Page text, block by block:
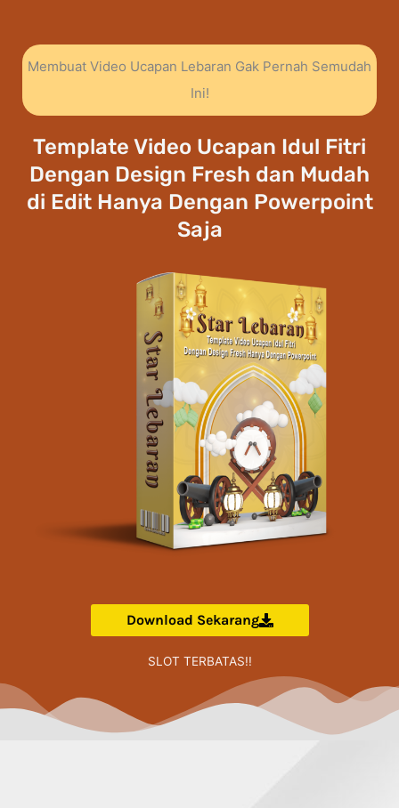
Membuat Video Ucapan Lebaran Gak Pernah Semudah
Ini!
Template Video Ucapan Idul Fitri
Dengan Design Fresh dan Mudah
di Edit Hanya Dengan Powerpoint
Saja
Download Sekarang
SLOT TERBATAS!!